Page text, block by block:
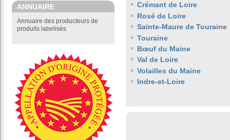
ANNUAIRE
Annuaire des producteurs de
produits labelisés
Crémant de Loire
Rosé de Loire
Sainte-Maure de Touraine
Touraine
Bœuf du Maine
Val de Loire
Volailles du Maine
Indre-et-Loire